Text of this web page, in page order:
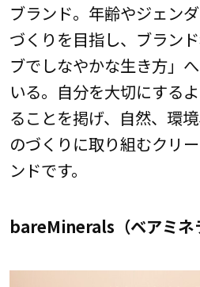
ブランド。年齢やジェン
づくりを目指し、ブラン
ブでしなやかな生き方」
いる。自分を大切にする
ることを掲げ、自然、環
のづくりに取り組むクリ
ンドです。
bareMinerals（ベアミネ